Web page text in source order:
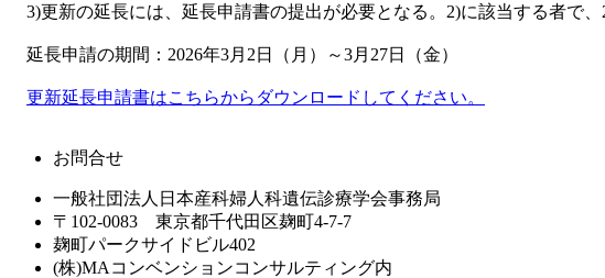
3)更新の延長には、延長申請書の提出が必要となる。2)に該当する者で
延長申請の期間：2026年3月2日（月）～3月27日（金）
更新延長申請書はこちらからダウンロードしてください。
お問合せ
一般社団法人日本産科婦人科遺伝診療学会事務局
〒102-0083 東京都千代田区麹町4-7-7
麹町パークサイドビル402
(株)MAコンベンションコンサルティング内